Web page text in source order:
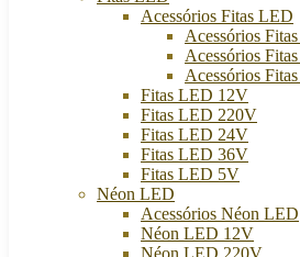
Acessórios Fitas LED
Acessórios
Acessórios
Acessórios
Fitas LED 12V
Fitas LED 220V
Fitas LED 24V
Fitas LED 36V
Fitas LED 5V
Néon LED
Acessórios Néon LED
Néon LED 12V
Néon LED 220V